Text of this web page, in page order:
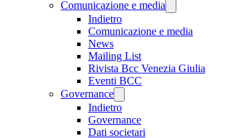
Comunicazione e media
Indietro
Comunicazione e media
News
Mailing List
Rivista Bcc Venezia Giulia
Eventi BCC
Governance
Indietro
Governance
Dati societari